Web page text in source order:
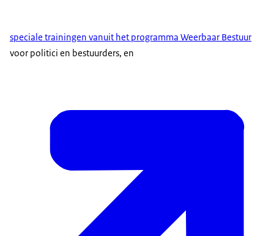
Openbaar Ministerie;
speciale trainingen vanuit het programma Weerbaar Bestuur
voor politici en bestuurders, en